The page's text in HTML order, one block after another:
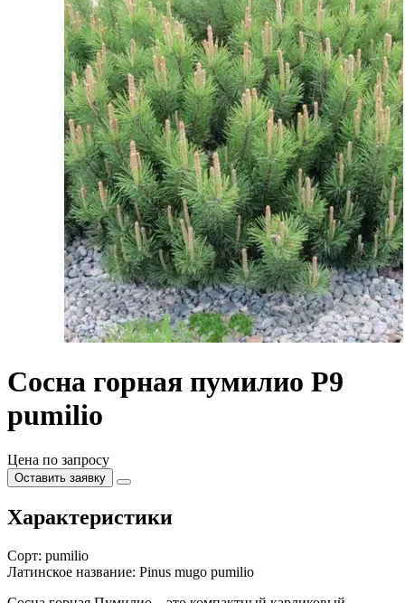
Сосна горная пумилио P9
pumilio
Цена по запросу
Оставить заявку
Характеристики
Сорт: pumilio
Латинское название: Pinus mugo pumilio